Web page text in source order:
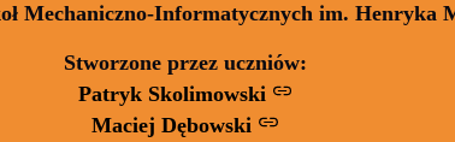
Mechaniczno-Informatycznych im. Henryka
Stworzone przez uczniów:
Patryk Skolimowski
Maciej Dębowski